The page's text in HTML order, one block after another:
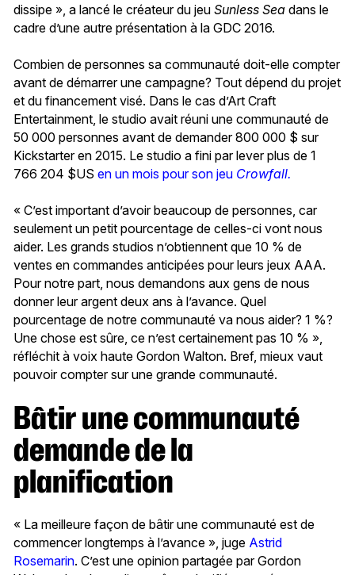
dissipe », a lancé le créateur du jeu Sunless Sea dans le
cadre d’une autre présentation à la GDC 2016.
Combien de personnes sa communauté doit-elle compter
avant de démarrer une campagne? Tout dépend du projet
et du financement visé. Dans le cas d’Art Craft
Entertainment, le studio avait réuni une communauté de
50 000 personnes avant de demander 800 000 $ sur
Kickstarter en 2015. Le studio a fini par lever plus de 1
766 204 $US en un mois pour son jeu Crowfall.
« C’est important d’avoir beaucoup de personnes, car
seulement un petit pourcentage de celles-ci vont nous
aider. Les grands studios n’obtiennent que 10 % de
ventes en commandes anticipées pour leurs jeux AAA.
Pour notre part, nous demandons aux gens de nous
donner leur argent deux ans à l’avance. Quel
pourcentage de notre communauté va nous aider? 1 %?
Une chose est sûre, ce n’est certainement pas 10 % »,
réfléchit à voix haute Gordon Walton. Bref, mieux vaut
pouvoir compter sur une grande communauté.
Bâtir une communauté
demande de la
planification
« La meilleure façon de bâtir une communauté est de
commencer longtemps à l’avance », juge Astrid
Rosemarin. C’est une opinion partagée par Gordon